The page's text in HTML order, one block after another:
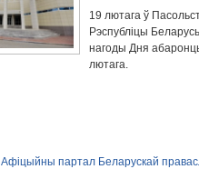
19 лютага ў
Рэспубліцы
нагоды Дня
лютага.
Афіцыйны партал Беларускай